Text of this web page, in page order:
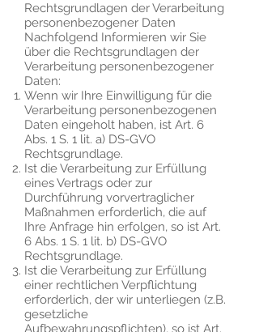
Rechtsgrundlagen der Verarbeitung
personenbezogener Daten
Nachfolgend Informieren wir Sie
über die Rechtsgrundlagen der
Verarbeitung personenbezogener
Daten:
Wenn wir Ihre Einwilligung für die
Verarbeitung personenbezogenen
Daten eingeholt haben, ist Art. 6
Abs. 1 S. 1 lit. a) DS-GVO
Rechtsgrundlage.
Ist die Verarbeitung zur Erfüllung
eines Vertrags oder zur
Durchführung vorvertraglicher
Maßnahmen erforderlich, die auf
Ihre Anfrage hin erfolgen, so ist Art.
6 Abs. 1 S. 1 lit. b) DS-GVO
Rechtsgrundlage.
Ist die Verarbeitung zur Erfüllung
einer rechtlichen Verpflichtung
erforderlich, der wir unterliegen (z.B.
gesetzliche
Aufbewahrungspflichten), so ist Art.